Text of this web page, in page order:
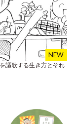
謳歌する生き方とそれ